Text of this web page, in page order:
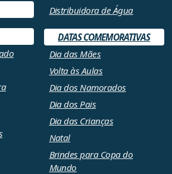
Distribuidora de Água
DATAS COMEMORATIVAS
Dia das Mães
Volta às Aulas
Dia dos Namorados
Dia dos Pais
Dia das Crianças
Natal
Brindes para Copa do
Mundo